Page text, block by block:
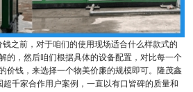
之前，对于咱们的使用现场适合什么样款式的
的，然后咱们根据具体的设备配置，对比每一个
价钱，来选择一个物美价廉的规模即可。隆茂鑫
千家合作用户案例，一直以有口皆碑的质量和